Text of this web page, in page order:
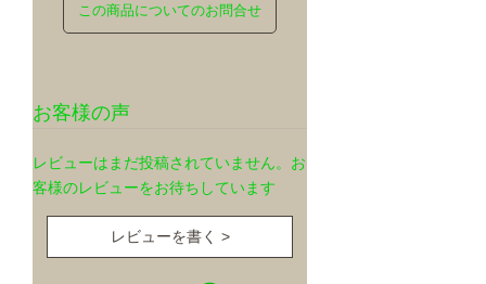
この商品についてのお問合せ
お客様の声
レビューはまだ投稿されていません。お
客様のレビューをお待ちしています
レビューを書く >